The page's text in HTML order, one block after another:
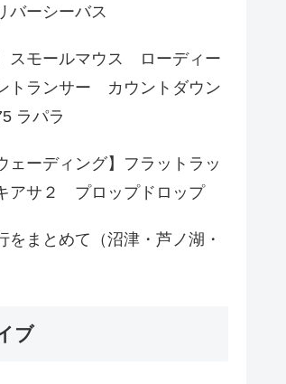
バーシーバス
スモールマウス ローディー
トランサー カウントダウン
ラパラ
ェーディング】フラットラッ
アサ２ プロップドロップ
をまとめて（沼津・芦ノ湖・
ブ